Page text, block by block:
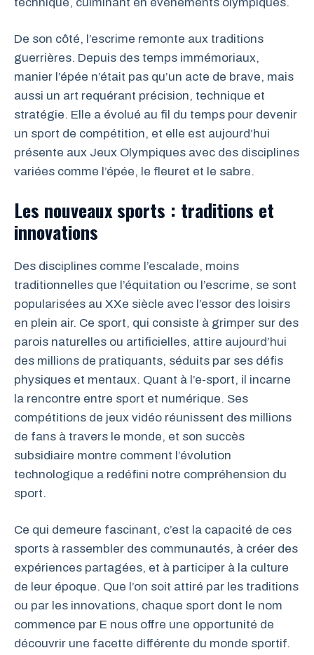
De son côté, l’escrime remonte aux traditions
guerrières. Depuis des temps immémoriaux,
manier l’épée n’était pas qu’un acte de brave, mais
aussi un art requérant précision, technique et
stratégie. Elle a évolué au fil du temps pour devenir
un sport de compétition, et elle est aujourd’hui
présente aux Jeux Olympiques avec des disciplines
variées comme l’épée, le fleuret et le sabre.
Les nouveaux sports : traditions et
innovations
Des disciplines comme l’escalade, moins
traditionnelles que l’équitation ou l’escrime, se sont
popularisées au XXe siècle avec l’essor des loisirs
en plein air. Ce sport, qui consiste à grimper sur des
parois naturelles ou artificielles, attire aujourd’hui
des millions de pratiquants, séduits par ses défis
physiques et mentaux. Quant à l’e-sport, il incarne
la rencontre entre sport et numérique. Ses
compétitions de jeux vidéo réunissent des millions
de fans à travers le monde, et son succès
subsidiaire montre comment l’évolution
technologique a redéfini notre compréhension du
sport.
Ce qui demeure fascinant, c’est la capacité de ces
sports à rassembler des communautés, à créer des
expériences partagées, et à participer à la culture
de leur époque. Que l’on soit attiré par les traditions
ou par les innovations, chaque sport dont le nom
commence par E nous offre une opportunité de
découvrir une facette différente du monde sportif.